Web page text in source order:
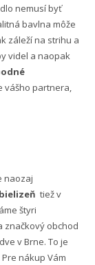
nemusí byť
bavlna môže
záleží na strihu a
videl a naopak
vášho partnera,
naozaj
tiež v
štyri
značkový obchod
v Brne. To je
nákup Vám